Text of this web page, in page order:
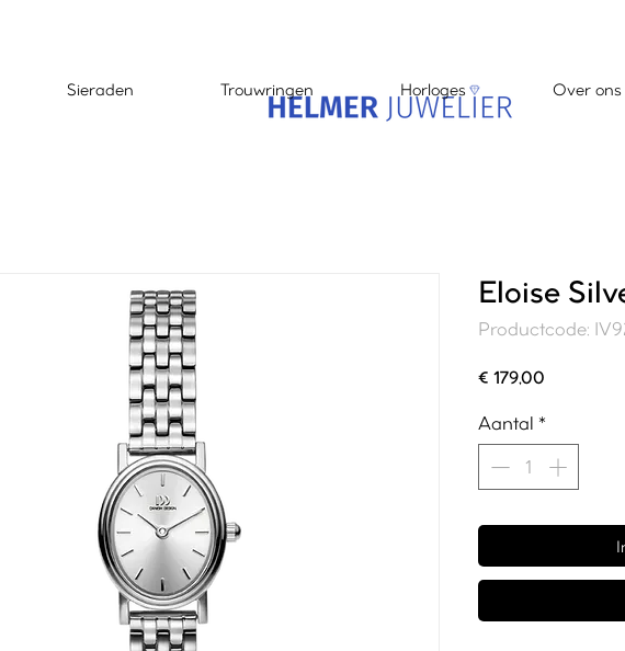
Sieraden Trouwringen Horloges Over ons
Eloise
Productcode:
€ 179,00
Aantal *